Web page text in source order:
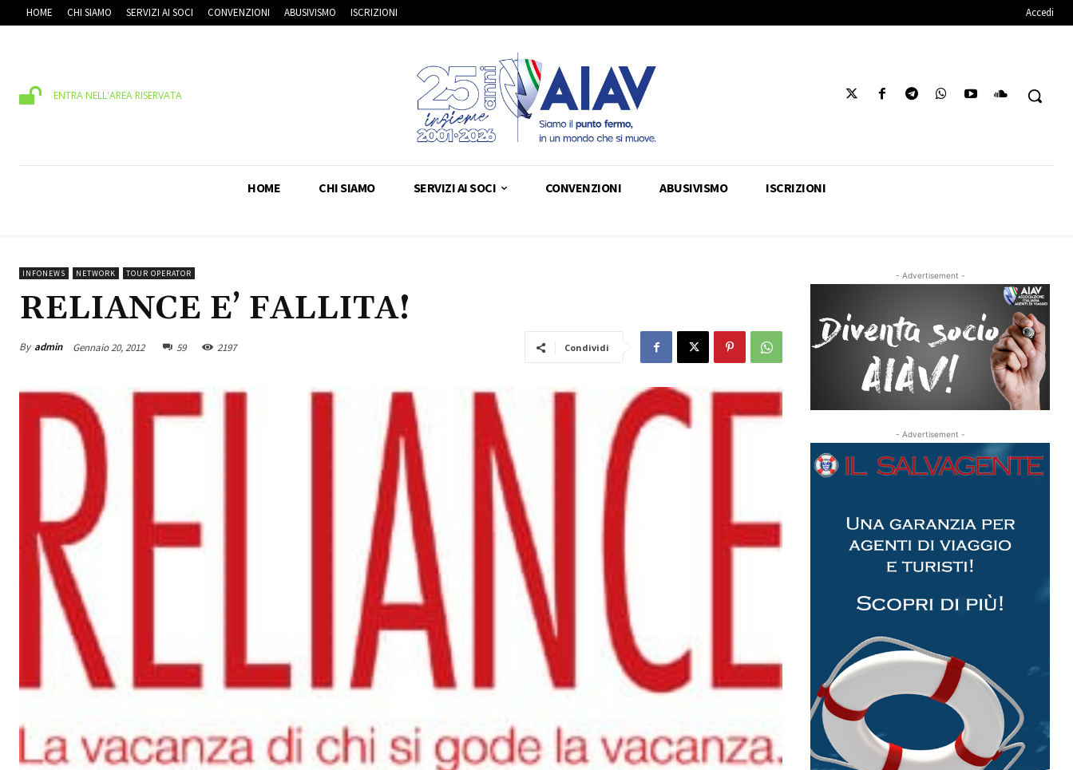
HOME CHI SIAMO SERVIZI AI SOCI CONVENZIONI ABUSIVISMO ISCRIZIONI Accedi
ENTRA NELL'AREA RISERVATA
HOME CHI SIAMO SERVIZI AI SOCI CONVENZIONI ABUSIVISMO ISCRIZIONI
INFONEWS NETWORK TOUR OPERATOR
RELIANCE E’ FALLITA!
By admin Gennaio 20, 2012 59 2197 Condividi
- Advertisement -
- Advertisement -